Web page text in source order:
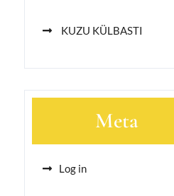
KUZU KÜLBASTI
Meta
Log in